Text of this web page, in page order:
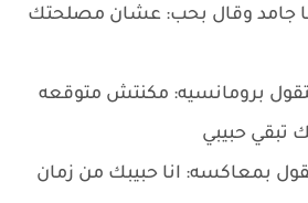
جامد وقال بحب: عشان مصلحتك
برومانسيه: مكنتش متوقعه
تبقي حبيبي
بمعاكسه: انا حبيبك من زمان